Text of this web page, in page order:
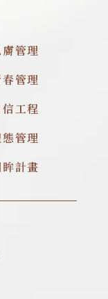
管理
管理
信工程
管理
計畫